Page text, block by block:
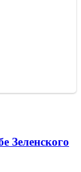
Зеленского